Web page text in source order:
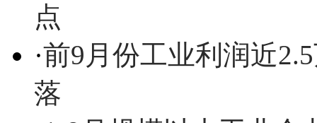
点
·前9月份工业利润近
落